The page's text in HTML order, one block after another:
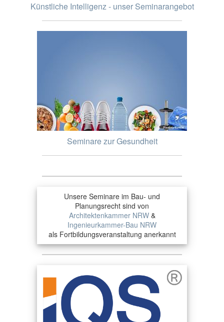
Künstliche Intelligenz - unser Seminarangebot
Seminare zur Gesundheit
Unsere Seminare im Bau- und
Planungsrecht sind von
Architektenkammer NRW&
Ingenieurkammer-Bau NRW
als Fortbildungsveranstaltung anerkannt